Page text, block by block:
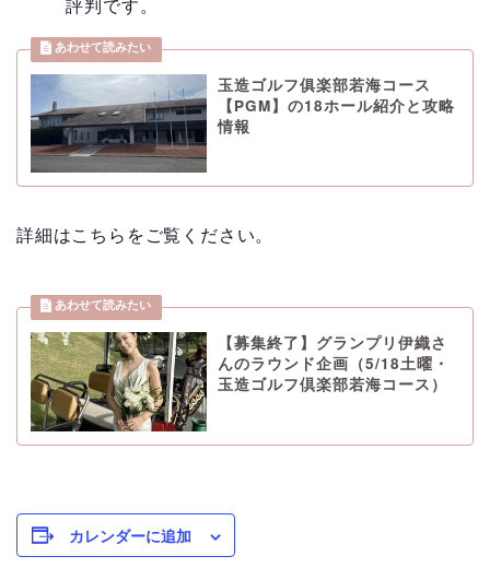
玉造ゴルフ俱楽部若海コース
【PGM】の18ホール紹介と攻略
情報
詳細はこちらをご覧ください。
【募集終了】グランプリ伊織さ
んのラウンド企画（5/18土曜・
玉造ゴルフ倶楽部若海コース）
カレンダーに追加